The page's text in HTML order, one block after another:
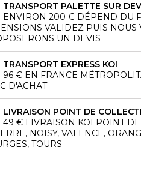
TRANSPORT PALETTE SUR
ENVIRON 200 € DÉPEND DU
VALIDEZ PUIS NOUS
UN DEVIS
TRANSPORT EXPRESS KOI
96 € EN FRANCE
D'ACHAT
LIVRAISON POINT DE
49 € LIVRAISON KOI POINT
NOISY, VALENCE,
TOURS